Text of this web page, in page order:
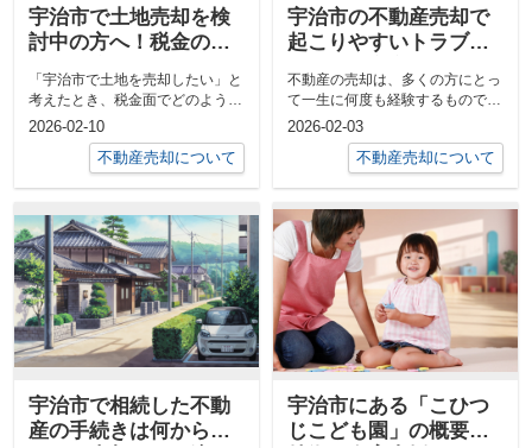
宇治市で土地売却を検
討中の方へ！税金の仕
組みや注意点を詳しく
解説
「宇治市で土地を売却したい」と
考えたとき、税金面でどのような
ことに注意すべきか、不安や疑問
を感じて...
2026-02-10
不動産売却について
宇治市の不動産売却で
起こりやすいトラブル
事例は？安心のための
防止策も紹介
不動産の売却は、多くの方にとっ
て一生に何度も経験するものでは
ありません。そのため宇治市で不
動産の売...
2026-02-03
不動産売却について
宇治市で相続した不動
産の手続きは何から始
宇治市にある「こひつ
じこども園」の概要！